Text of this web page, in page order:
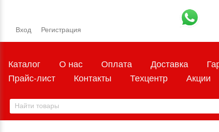
Вход Регистрация
Каталог О нас Оплата Доставка
Прайс-лист
Контакты Техцентр Акции